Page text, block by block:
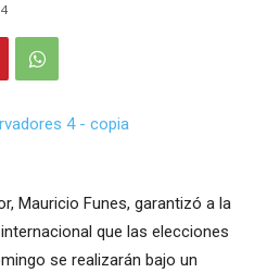
Mauricio Funes, garantizó a la
que las elecciones
se realizarán bajo un